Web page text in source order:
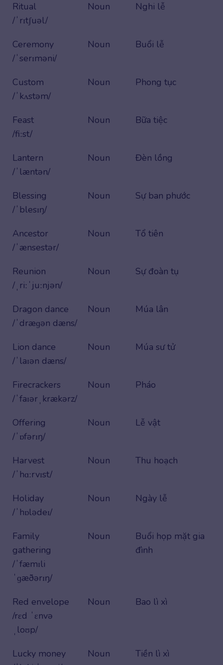
Ritual
/ˈrɪtʃuəl/
Noun Nghi lễ
Ceremony
/ˈserɪməni/
Noun Buổi lễ
Custom
/ˈkʌstəm/
Noun Phong tục
Feast
/fiːst/
Noun Bữa tiệc
Lantern
/ˈlæntən/
Noun Đèn lồng
Blessing
/ˈblesɪŋ/
Noun Sự ban phước
Ancestor
/ˈænsestər/
Noun Tổ tiên
Reunion
/ˌriːˈjuːnjən/
Noun Sự đoàn tụ
Dragon dance
/ˈdræɡən dæns/
Noun Múa lân
Lion dance
/ˈlaɪən dæns/
Noun Múa sư tử
Firecrackers
/ˈfaɪərˌkrækərz/
Noun Pháo
Offering
/ˈɒfərɪŋ/
Noun Lễ vật
Harvest
/ˈhɑːrvɪst/
Noun Thu hoạch
Holiday
/ˈhɒlədeɪ/
Noun Ngày lễ
Family
gathering
/ˈfæmɪli
ˈɡæðərɪŋ/
Noun
Buổi họp mặt gia
đình
Red envelope
/rɛd ˈɛnvə
ˌloʊp/
Noun Bao lì xì
Lucky money
Noun Tiền lì xì